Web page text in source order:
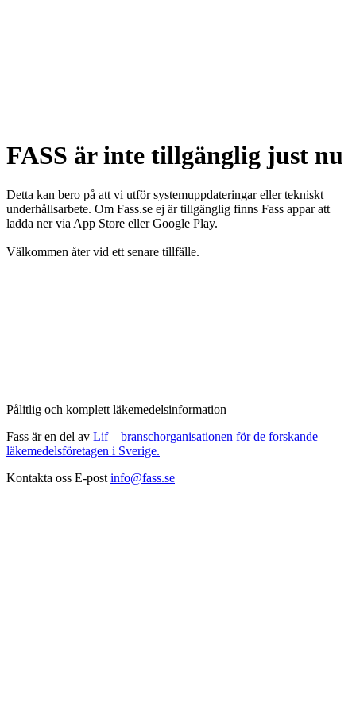
FASS är inte tillgänglig just nu
Detta kan bero på att vi utför systemuppdateringar eller tekniskt
underhållsarbete. Om Fass.se ej är tillgänglig finns Fass appar att
ladda ner via App Store eller Google Play.
Välkommen åter vid ett senare tillfälle.
Pålitlig och komplett läkemedelsinformation
Fass är en del av Lif – branschorganisationen för de forskande
läkemedelsföretagen i Sverige.
Kontakta oss E-post info@fass.se